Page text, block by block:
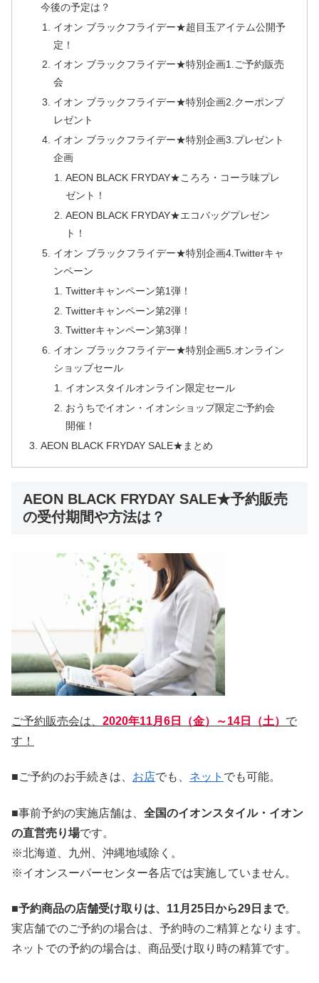
今後の予定は？
イオン ブラックフライデー★超目玉アイテム公開予
定！
イオン ブラックフライデー★特別企画1.ご予約販売
会
イオン ブラックフライデー★特別企画2.クーポンプ
レゼント
イオン ブラックフライデー★特別企画3.プレゼント
企画
AEON BLACK FRYDAY★ころろ・コーラ味プレ
ゼント！
AEON BLACK FRYDAY★エコバッグプレゼン
ト！
イオン ブラックフライデー★特別企画4.Twitterキャ
ンペーン
Twitterキャンペーン第1弾！
Twitterキャンペーン第2弾！
Twitterキャンペーン第3弾！
イオン ブラックフライデー★特別企画5.オンライン
ショップセール
イオンスタイルオンライン限定セール
おうちでイオン・イオンショップ限定ご予約会
開催！
AEON BLACK FRYDAY SALE★まとめ
AEON BLACK FRYDAY SALE★予約販売
の受付期間や方法は？
ご予約販売会は、 2020年11月6日（金）～14日（土） で
す！
■ご予約のお手続きは、 お店でも、 ネット でも可能。
■事前予約の実施店舗は、 全国のイオンスタイル・イオン
の直営売り場です。
※北海道、九州、沖縄地域除く。
※イオンスーパーセンター各店では実施していません。
■予約商品の店舗受け取りは、11月25日から29日まで。
実店舗でのご予約の場合は、予約時のご精算となります。
ネットでの予約の場合は、商品受け取り時の精算です。